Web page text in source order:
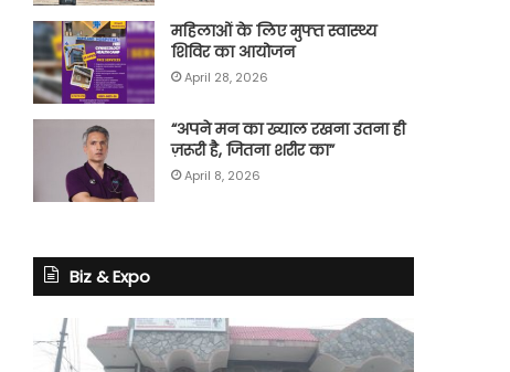
महिलाओं के लिए मुफ्त स्वास्थ्य
शिविर का आयोजन
April 28, 2026
“अपने मन का ख्याल रखना उतना ही
ज़रूरी है, जितना शरीर का”
April 8, 2026
Biz & Expo